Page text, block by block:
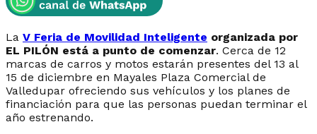
La V Feria de Movilidad Inteligente organizada por
EL PILÓN está a punto de comenzar. Cerca de 12
marcas de carros y motos estarán presentes del 13 al
15 de diciembre en Mayales Plaza Comercial de
Valledupar ofreciendo sus vehículos y los planes de
financiación para que las personas puedan terminar el
año estrenando.